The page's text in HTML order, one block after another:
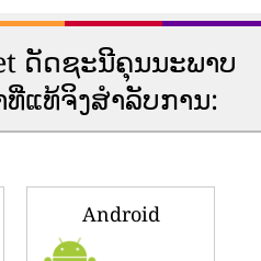
ດັດ​ຊະ​ນີ​ຄຸນ​ນະ​ພາບ​
ທີ່​ແທ້​ຈິງ​ສໍາ​ລັບ​ການ​:
Android